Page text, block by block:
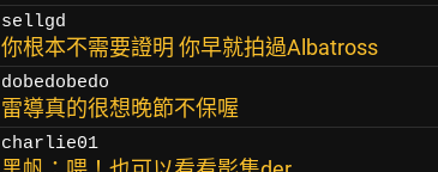
sellgd
你根本不需要證明 你早就拍過Albatross
dobedobedo
雷導真的很想晚節不保喔
charlie01